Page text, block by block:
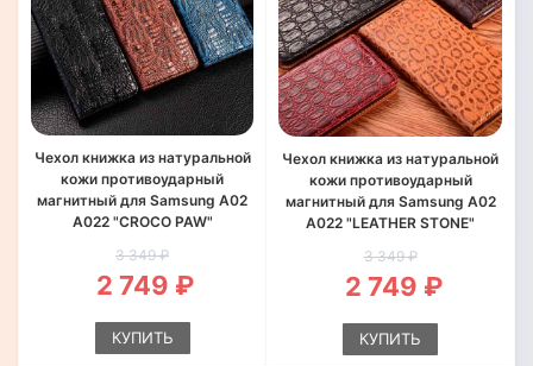
Чехол книжка из натуральной
кожи противоударный
магнитный для Samsung A02
A022 "CROCO PAW"
3 349 ₽
2 749 ₽
КУПИТЬ
Чехол книжка из натуральной
кожи противоударный
магнитный для Samsung A02
A022 "LEATHER STONE"
3 349 ₽
2 749 ₽
КУПИТЬ